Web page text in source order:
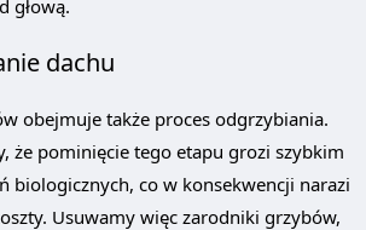
głową.
dachu
obejmuje także proces odgrzybiania.
że pominięcie tego etapu grozi szybkim
biologicznych, co w konsekwencji narazi
Usuwamy więc zarodniki grzybów,